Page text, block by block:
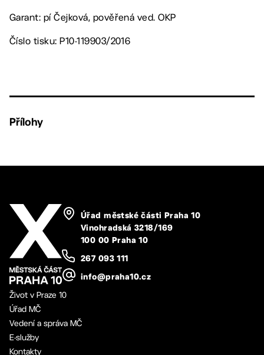
Garant: pí Čejková, pověřená ved. OKP
Číslo tisku: P10-119903/2016
Přílohy
Úřad městské části Praha 10
Vinohradská 3218/169
100 00 Praha 10
267 093 111
info@praha10.cz
Život v Praze 10
Úřad MČ
Vedení a správa MČ
E-služby
Kontakty